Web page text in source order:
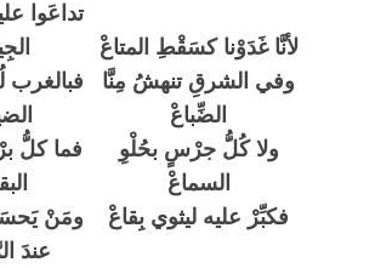
لأنَّا غَدَوْنا كسَقْطِ المتاعْ
وفي الشرقِ تنهشُ مِنَّا
الضِّباعْ
ولا كُلُّ جرْسٍ بحُلْوِ
السماعْ
فكبِّرْ عليه ليثوي بِقاعْ
تداعَوا
فبالغرب
فما كلُّ
ومَنْ
عندَ